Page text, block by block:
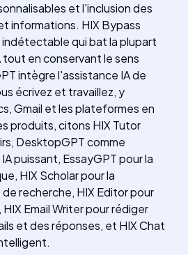
et l'inclusion des
informations. HIX Bypass
qui bat la plupart
en conservant le sens
intègre l'assistance IA de
écrivez et travaillez, y
Gmail et les plateformes en
produits, citons HIX Tutor
DesktopGPT comme
puissant, EssayGPT pour la
HIX Scholar pour la
recherche, HIX Editor pour
Email Writer pour rédiger
et des réponses, et HIX Chat